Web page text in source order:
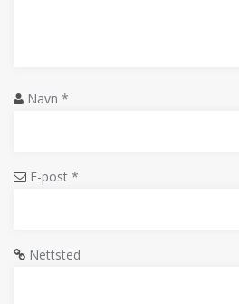
Navn *
E-post *
Nettsted